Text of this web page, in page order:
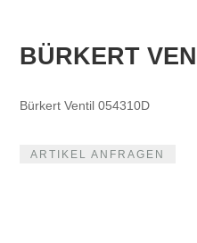
BÜRKERT
Bürkert Ventil 054310D
ARTIKEL ANFRAGEN